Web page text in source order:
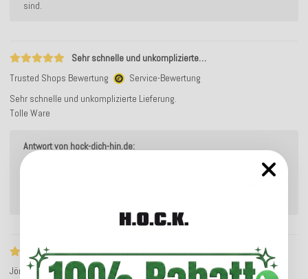
sind.
Sehr schnelle und unkomplizierte…
Trusted Shops Bewertung
Service-Bewertung
Sehr schnelle und unkomplizierte Lieferung.
Tolle Ware
Antwort von hock-dich-hin.de:
Bequemes Stuhlkissen
Jörg S
Verifizierter Kauf